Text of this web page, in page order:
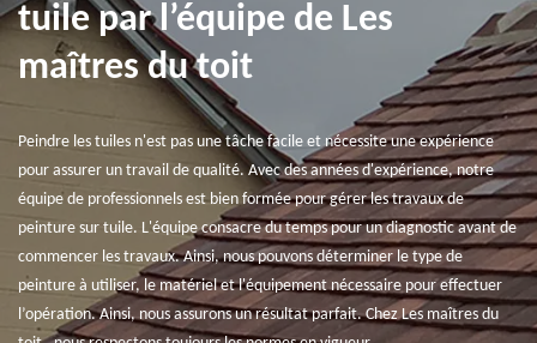
tuile par l’équipe de Les
maîtres du toit
Peindre les tuiles n'est pas une tâche facile et nécessite une expérience
pour assurer un travail de qualité. Avec des années d'expérience, notre
équipe de professionnels est bien formée pour gérer les travaux de
peinture sur tuile. L'équipe consacre du temps pour un diagnostic avant de
commencer les travaux. Ainsi, nous pouvons déterminer le type de
peinture à utiliser, le matériel et l'équipement nécessaire pour effectuer
l’opération. Ainsi, nous assurons un résultat parfait. Chez Les maîtres du